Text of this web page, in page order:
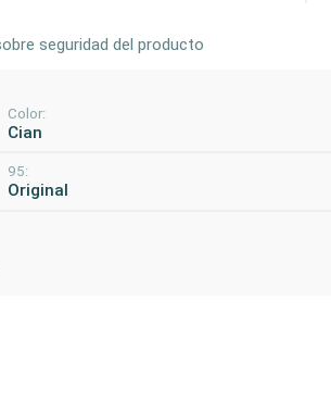
seguridad del producto
Color:
Cian
95:
Original